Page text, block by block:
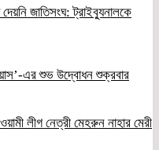
জাতিসংঘ: ট্রাইব্যুনালকে
এর শুভ উদ্বোধন শুক্রবার
লীগ নেত্রী মেহরুন নাহার মেরী